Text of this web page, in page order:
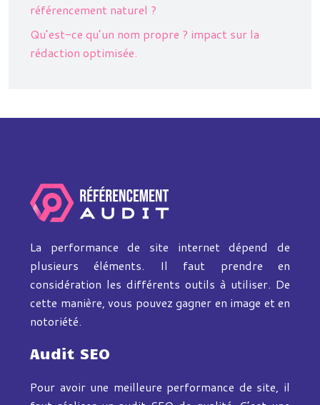
référencement naturel ?
Qu’est-ce qu’un nom propre ? impact sur la
rédaction optimisée.
La performance de site internet dépend de
plusieurs éléments. Il faut prendre en
considération les différents outils à utiliser. De
cette manière, vous pouvez gagner en image et en
notoriété.
Audit SEO
Pour avoir une meilleure performance de site, il